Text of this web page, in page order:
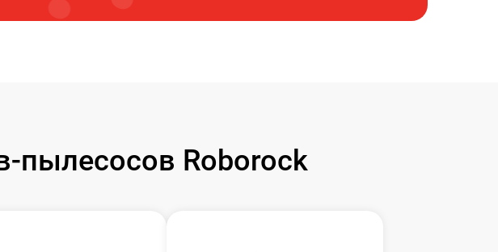
пылесосов Roborock